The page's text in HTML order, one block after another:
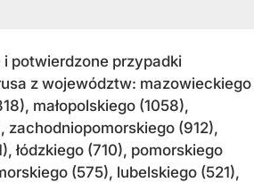
potwierdzone przypadki
z województw: mazowieckiego
małopolskiego (1058),
zachodniopomorskiego (912),
łódzkiego (710), pomorskiego
(575), lubelskiego (521),